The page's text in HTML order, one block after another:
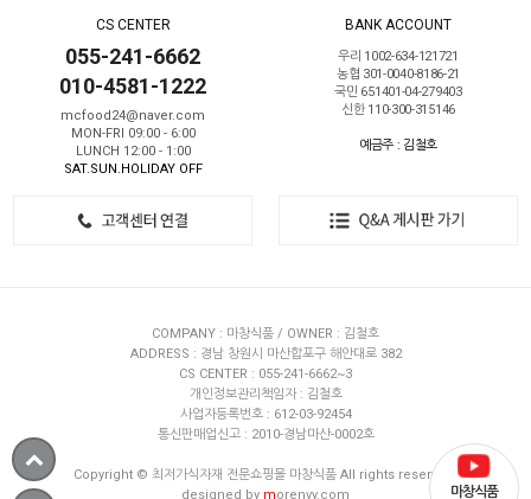
CS CENTER
055-241-6662
010-4581-1222
mcfood24@naver.com
MON-FRI 09:00 - 6:00
LUNCH 12:00 - 1:00
SAT.SUN.HOLIDAY OFF
BANK ACCOUNT
우리 1002-634-121721
농협 301-0040-8186-21
국민 651401-04-279403
신한 110-300-315146
예금주 : 김철호
COMPANY : 마창식품 / OWNER : 김철호
ADDRESS : 경남 창원시 마산합포구 해안대로 382
CS CENTER : 055-241-6662~3
개인정보관리책임자 : 김철호
사업자등록번호 : 612-03-92454
통신판매업신고 : 2010-경남마산-0002호
Copyright © 최저가식자재 전문쇼핑몰 마창식품 All rights reserved.
designed by morenvy.com 마창식품